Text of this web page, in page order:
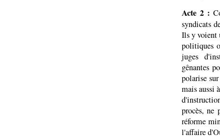
Acte 2 :
syndicats
Ils y voient
politiques
juges
gênantes
polarise
mais aussi
procès, ne
réforme
l'affaire